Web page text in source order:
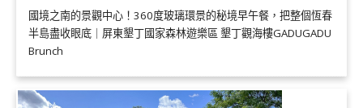
國境之南的景觀中心！360度玻璃環景的秘境早午餐，把整個恆春
半島盡收眼底｜屏東墾丁國家森林遊樂區 墾丁觀海樓GADUGADU
Brunch